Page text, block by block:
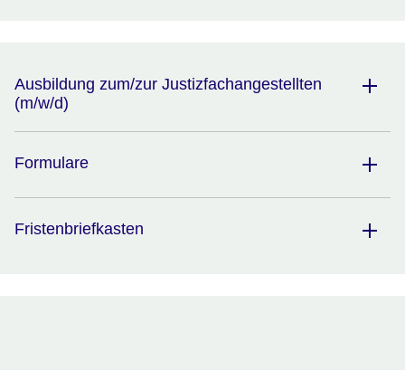
Ausbildung zum/zur Justizfachangestellten
(m/w/d)
Formulare
Fristenbriefkasten